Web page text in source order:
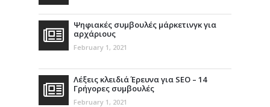
Ψηφιακές συμβουλές μάρκετινγκ για
αρχάριους
February 1, 2021
Λέξεις κλειδιά Έρευνα για SEO – 14
Γρήγορες συμβουλές
February 1, 2021